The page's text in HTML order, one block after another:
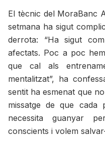
El tècnic del MoraBanc
setmana ha sigut
derrota: “Ha sigut
afectats. Poc a poc
que cal als
mentalitzat”, ha
sentit ha esmenat que
missatge de que
necessita guanyar
conscients i volem